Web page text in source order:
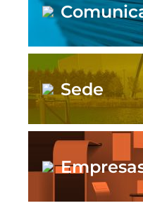
Sede